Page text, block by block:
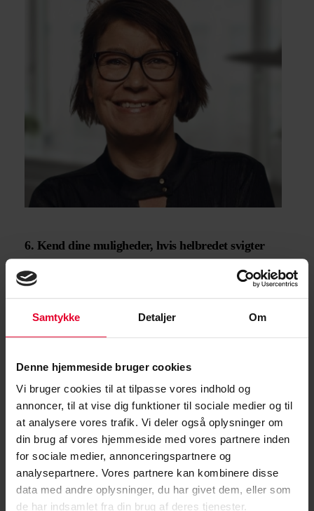
Samtykke Detaljer Om
Denne hjemmeside bruger cookies
Vi bruger cookies til at tilpasse vores indhold og
annoncer, til at vise dig funktioner til sociale medier og til
at analysere vores trafik. Vi deler også oplysninger om
din brug af vores hjemmeside med vores partnere inden
for sociale medier, annonceringspartnere og
analysepartnere. Vores partnere kan kombinere disse
data med andre oplysninger, du har givet dem, eller som
de har indsamlet fra din brug af deres tjenester.
6. Kend dine muligheder, hvis helbredet svigter
seniorpension – alt efter hvor meget din arbejdsevne er
7. Kend Arnepension og seniorordning
Har du haft lang tilknytning til arbejdsmarkedet, kan
Arnepension (varetages af ATP) eller en frivillig
seniorordning (administreres af arbejdsgiver) være en
vej til at trappe ud af arbejdslivet før tid.
8- Husk at ydelser kan blive modregnet
Du får altid din fulde tjenestemandspension, men andre
ydelser – fx førtidspension – kan blive reduceret. Er du